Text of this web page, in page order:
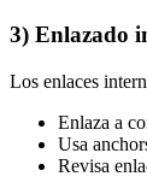
3) Enlazado
Los enlaces
Enlaza a
Usa
Revisa